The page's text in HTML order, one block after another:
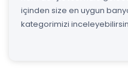
içinden size en uygun
kategorimizi